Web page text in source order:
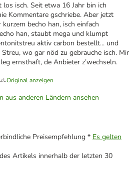
isch. Seit etwa 16 Jahr bin ich
Kommentare gschriebe. Aber jetzt
becho han, isch einfach
han, staubt mega und klumpt
aktiv carbon bestellt... und
wo gar nöd zu gebrauche isch. Mir
ernsthaft, de Anbieter z’wechseln.
Original anzeigen
aus anderen Ländern ansehen
Preisempfehlung * Es gelten
Artikels innerhalb der letzten 30